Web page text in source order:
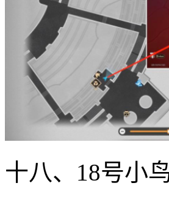
十八、18号小